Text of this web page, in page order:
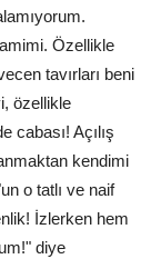
Özellikle
tavırları beni
özellikle
cabası! Açılış
kendimi
o tatlı ve naif
İzlerken hem
diye